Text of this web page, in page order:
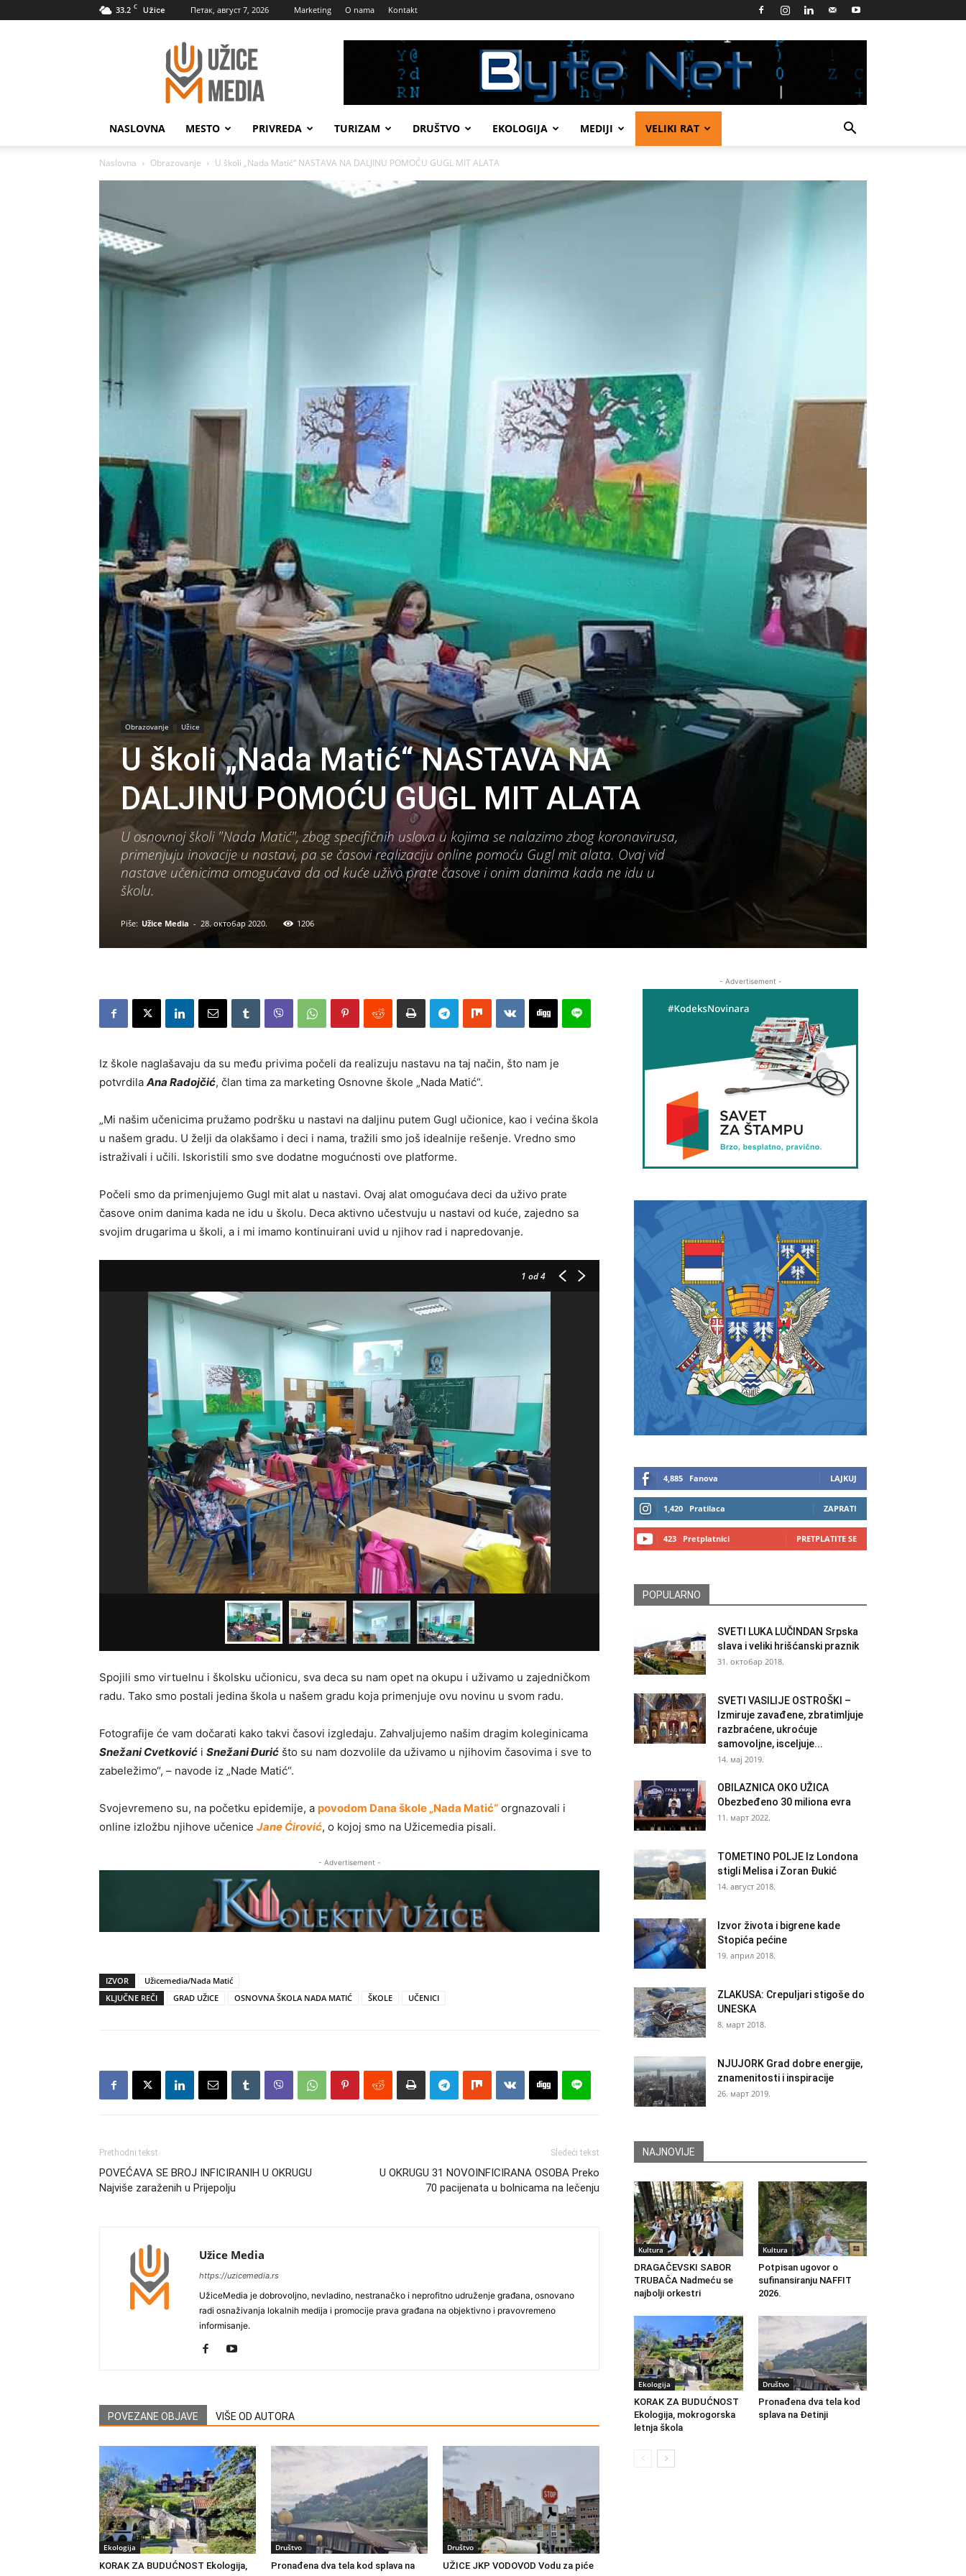
33.2 C Užice Петак, август 7, 2026 Marketing O nama Kontakt
UžiceMedia
NASLOVNA MESTO PRIVREDA TURIZAM DRUŠTVO EKOLOGIJA MEDIJI VELIKI RAT
Naslovna Obrazovanje U školi „Nada Matić“ NASTAVA NA DALJINU POMOĆU GUGL MIT ALATA
Obrazovanje Užice
U školi „Nada Matić“ NASTAVA NA
DALJINU POMOĆU GUGL MIT ALATA
U osnovnoj školi "Nada Matić", zbog specifičnih uslova u kojima se nalazimo zbog koronavirusa,
primenjuju inovacije u nastavi, pa se časovi realizaciju online pomoću Gugl mit alata. Ovaj vid
nastave učenicima omogućava da od kuće uživo prate časove i onim danima kada ne idu u
školu.
Piše: Užice Media - 28. октобар 2020. 1206
Iz škole naglašavaju da su među privima počeli da realizuju nastavu na taj način, što nam je
potvrdila Ana Radojčić, član tima za marketing Osnovne škole „Nada Matić“.
„Mi našim učenicima pružamo podršku u nastavi na daljinu putem Gugl učionice, kao i većina škola
u našem gradu. U želji da olakšamo i deci i nama, tražili smo još idealnije rešenje. Vredno smo
istraživali i učili. Iskoristili smo sve dodatne mogućnosti ove platforme.
Počeli smo da primenjujemo Gugl mit alat u nastavi. Ovaj alat omogućava deci da uživo prate
časove onim danima kada ne idu u školu. Deca aktivno učestvuju u nastavi od kuće, zajedno sa
svojim drugarima u školi, a i mi imamo kontinuirani uvid u njihov rad i napredovanje.
1 od 4
Spojili smo virtuelnu i školsku učionicu, sva deca su nam opet na okupu i uživamo u zajedničkom
radu. Tako smo postali jedina škola u našem gradu koja primenjuje ovu novinu u svom radu.
Fotografije će vam dočarati kako takvi časovi izgledaju. Zahvaljujemo našim dragim koleginicama
Snežani Cvetković i Snežani Đurić što su nam dozvolile da uživamo u njihovim časovima i sve to
zabeležimo“, – navode iz „Nade Matić“.
Svojevremeno su, na početku epidemije, a povodom Dana škole „Nada Matić“ orgnazovali i
online izložbu njihove učenice Jane Ćirović, o kojoj smo na Užicemedia pisali.
- Advertisement -
IZVOR
Užicemedia/Nada Matić
KLJUČNE REČI
GRAD UŽICE OSNOVNA ŠKOLA NADA MATIĆ ŠKOLE UČENICI
Prethodni tekst
POVEĆAVA SE BROJ INFICIRANIH U OKRUGU
Najviše zaraženih u Prijepolju
Sledeći tekst
U OKRUGU 31 NOVOINFICIRANA OSOBA Preko
70 pacijenata u bolnicama na lečenju
Užice Media
https://uzicemedia.rs
UžiceMedia je dobrovoljno, nevladino, nestranačko i neprofitno udruženje građana, osnovano
radi osnaživanja lokalnih medija i promocije prava građana na objektivno i pravovremeno
informisanje.
POVEZANE OBJAVE VIŠE OD AUTORA
Ekologija
KORAK ZA BUDUĆNOST Ekologija,
Društvo
Pronađena dva tela kod splava na
Društvo
UŽICE JKP VODOVOD Vodu za piće
- Advertisement -
4,885 Fanova LAJKUJ
1,420 Pratilaca ZAPRATI
423 Pretplatnici PRETPLATITE SE
POPULARNO
SVETI LUKA LUČINDAN Srpska
slava i veliki hrišćanski praznik
31. октобар 2018.
SVETI VASILIJE OSTROŠKI –
Izmiruje zavađene, zbratimljuje
razbraćene, ukroćuje
samovoljne, isceljuje...
14. мај 2019.
OBILAZNICA OKO UŽICA
Obezbeđeno 30 miliona evra
11. март 2022.
TOMETINO POLJE Iz Londona
stigli Melisa i Zoran Đukić
14. август 2018.
Izvor života i bigrene kade
Stopića pećine
19. април 2018.
ZLAKUSA: Crepuljari stigoše do
UNESKA
8. март 2018.
NJUJORK Grad dobre energije,
znamenitosti i inspiracije
26. март 2019.
NAJNOVIJE
Kultura
DRAGAČEVSKI SABOR
TRUBAČA Nadmeću se
najbolji orkestri
Kultura
Potpisan ugovor o
sufinansiranju NAFFIT
2026.
Ekologija
KORAK ZA BUDUĆNOST
Ekologija, mokrogorska
letnja škola
Društvo
Pronađena dva tela kod
splava na Đetinji